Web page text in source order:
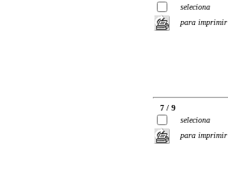
seleciona
para imprimir
7 / 9
seleciona
para imprimir